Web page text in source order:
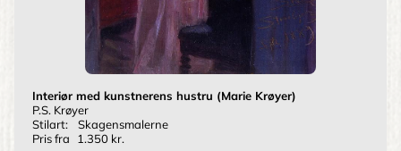
Interiør med kunstnerens hustru (Marie Krøyer)
P.S. Krøyer
Stilart:
Skagensmalerne
Pris fra
1.350 kr.